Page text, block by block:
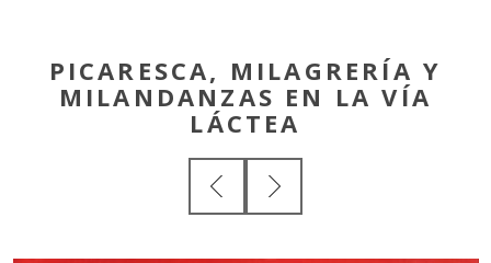
PICARESCA, MILAGRERÍA Y
MILANDANZAS EN LA VÍA
LÁCTEA